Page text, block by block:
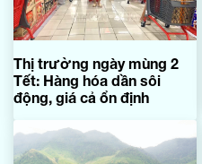
Thị trường ngày mùng 2
Tết: Hàng hóa dần sôi
động, giá cả ổn định